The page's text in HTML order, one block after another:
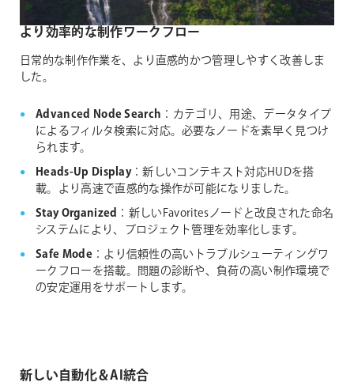
より効率的な制作ワークフロー
日常的な制作作業を、より直感的かつ管理しやすく改善しま
した。
Advanced Node Search ：カテゴリ、用途、データタイプ
によるフィルタ検索に対応。必要なノードを素早く見つけ
られます。
Heads-Up Display：新しいコンテキスト対応HUDを搭
載。より高速で直感的な操作が可能になりました。
Stay Organized ：新しいFavoritesノードと改良された命名
システムにより、プロジェクト管理を効率化します。
Safe Mode：より信頼性の高いトラブルシューティングワ
ークフローを搭載。問題の診断や、負荷の高い制作環境で
の安定運用をサポートします。
新しい自動化＆AI統合